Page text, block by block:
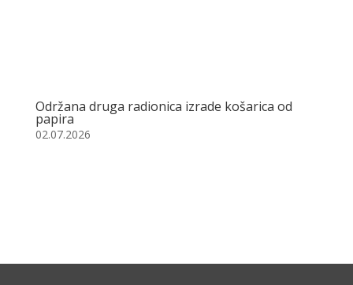
Održana druga radionica izrade košarica od
papira
02.07.2026